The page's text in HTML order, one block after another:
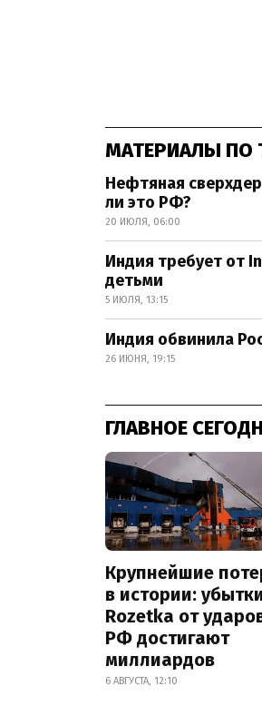
МАТЕРИАЛЫ ПО
Нефтяная
ли это РФ?
20 ИЮЛЯ, 06:00
Индия требует от
детьми
5 ИЮЛЯ, 13:15
Индия обвинила
26 ИЮНЯ, 19:15
ГЛАВНОЕ
Крупнейшие
в истории:
Rozetka от
РФ достигают
миллиардов
6 АВГУСТА, 12:10